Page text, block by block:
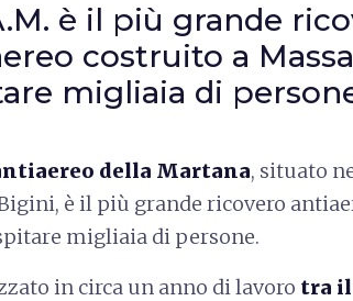
è il più grande
costruito a
migliaia di
della Martana, situato
è il più grande ricovero
migliaia di persone.
in circa un anno di lavoro tra il